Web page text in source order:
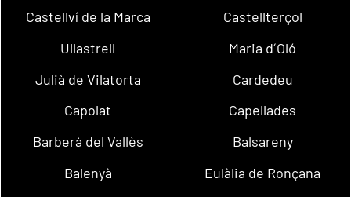
Castellví de la Marca
Castellterçol
Ullastrell
Maria d´Oló
Julià de Vilatorta
Cardedeu
Capolat
Capellades
Barberà del Vallès
Balsareny
Balenyà
Eulàlia de Ronçana